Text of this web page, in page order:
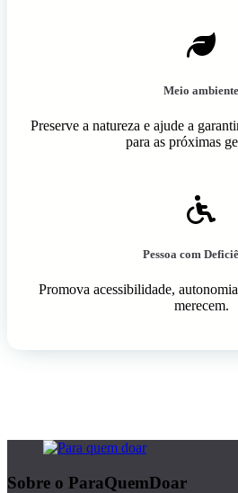
Meio ambiente
Preserve a natureza e ajude a
para as próximas
Pessoa com
Promova acessibilidade,
merecem.
Sobre o ParaQuemDoar